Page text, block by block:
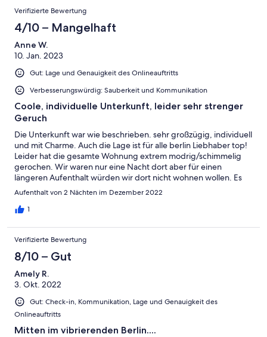
Verifizierte Bewertung
4/10 – Mangelhaft
Anne W.
10. Jan. 2023
Gut: Lage und Genauigkeit des Onlineauftritts
Verbesserungswürdig: Sauberkeit und Kommunikation
Coole, individuelle Unterkunft, leider sehr strenger
Geruch
Die Unterkunft war wie beschrieben. sehr großzügig, individuell
und mit Charme. Auch die Lage ist für alle berlin Liebhaber top!
Leider hat die gesamte Wohnung extrem modrig/schimmelig
gerochen. Wir waren nur eine Nacht dort aber für einen
längeren Aufenthalt würden wir dort nicht wohnen wollen. Es
war sehr unangenehm. Auch die Kommunikation mit der
kamen antworten zu spät, was etwas schade war.
Aufenthalt von 2 Nächten im Dezember 2022
1
Verifizierte Bewertung
8/10 – Gut
Amely R.
3. Okt. 2022
Gut: Check-in, Kommunikation, Lage und Genauigkeit des
Onlineauftritts
Mitten im vibrierenden Berlin....